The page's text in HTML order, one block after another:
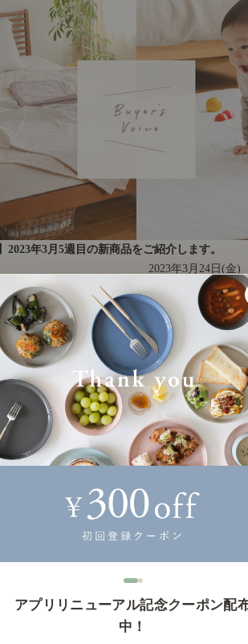
2023年3月5週目の新商品をご紹介します。
2023年3月24日(金)
力を、お届けします。
11
2023年3月4週目の新商品をご紹介します。
力を、お届けします。
アプリリニューアル記念クーポン配
中！